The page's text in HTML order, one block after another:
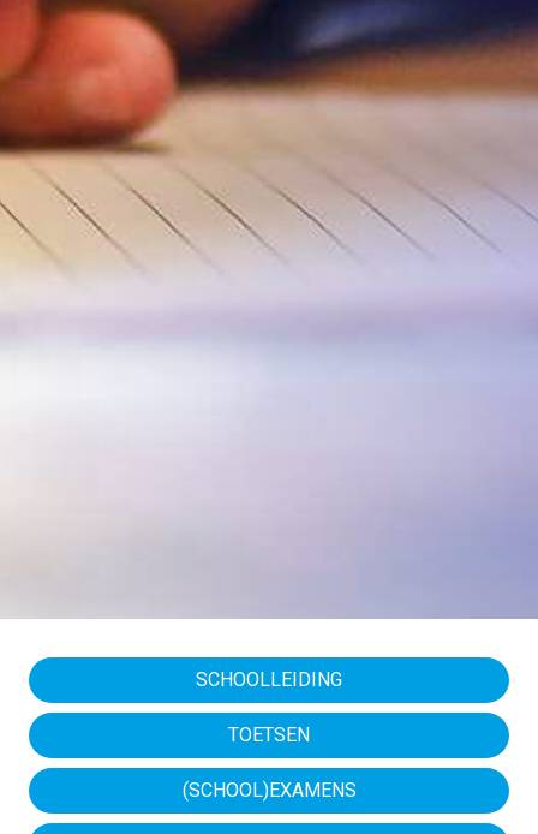
SCHOOLLEIDING
TOETSEN
(SCHOOL)EXAMENS